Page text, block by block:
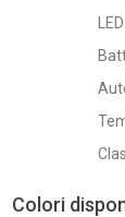
Colori